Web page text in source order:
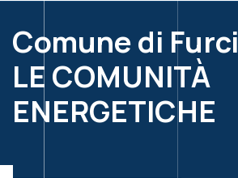
Comune di Furci
LE COMUNITÀ
ENERGETICHE